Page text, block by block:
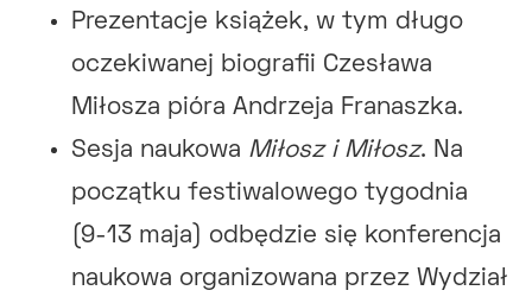
Prezentacje książek, w tym długo
oczekiwanej biografii Czesława
Miłosza pióra Andrzeja Franaszka.
Sesja naukowa Miłosz i Miłosz. Na
początku festiwalowego tygodnia
(9-13 maja) odbędzie się konferencja
naukowa organizowana przez Wydział